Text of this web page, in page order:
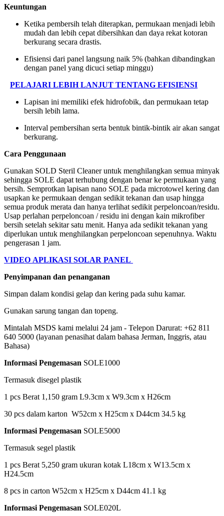
Keuntungan
Ketika pembersih telah diterapkan, permukaan menjadi lebih
mudah dan lebih cepat dibersihkan dan daya rekat kotoran
berkurang secara drastis.
Efisiensi dari panel langsung naik 5% (bahkan dibandingkan
dengan panel yang dicuci setiap minggu)
PELAJARI LEBIH LANJUT TENTANG EFISIENSI
Lapisan ini memiliki efek hidrofobik, dan permukaan tetap
bersih lebih lama.
Interval pembersihan serta bentuk bintik-bintik air akan sangat
berkurang.
Cara Penggunaan
Gunakan SOLD Steril Cleaner untuk menghilangkan semua minyak
sehingga SOLE dapat terhubung dengan benar ke permukaan yang
bersih. Semprotkan lapisan nano SOLE pada microtowel kering dan
usapkan ke permukaan dengan sedikit tekanan dan usap hingga
semua produk merata dan hanya terlihat sedikit perpeloncoan/residu.
Usap perlahan perpeloncoan / residu ini dengan kain mikrofiber
bersih setelah sekitar satu menit. Hanya ada sedikit tekanan yang
diperlukan untuk menghilangkan perpeloncoan sepenuhnya. Waktu
pengerasan 1 jam.
VIDEO APLIKASI SOLAR PANEL
Penyimpanan dan penanganan
Simpan dalam kondisi gelap dan kering pada suhu kamar.
Gunakan sarung tangan dan topeng.
Mintalah MSDS kami melalui 24 jam - Telepon Darurat: +62 811
640 5000 (layanan penasihat dalam bahasa Jerman, Inggris, atau
Bahasa)
Informasi Pengemasan SOLE1000
Termasuk disegel plastik
1 pcs Berat 1,150 gram L9.3cm x W9.3cm x H26cm
30 pcs dalam karton W52cm x H25cm x D44cm 34.5 kg
Informasi Pengemasan SOLE5000
Termasuk segel plastik
1 pcs Berat 5,250 gram ukuran kotak L18cm x W13.5cm x
H24.5cm
8 pcs in carton W52cm x H25cm x D44cm 41.1 kg
Informasi Pengemasan SOLE020L